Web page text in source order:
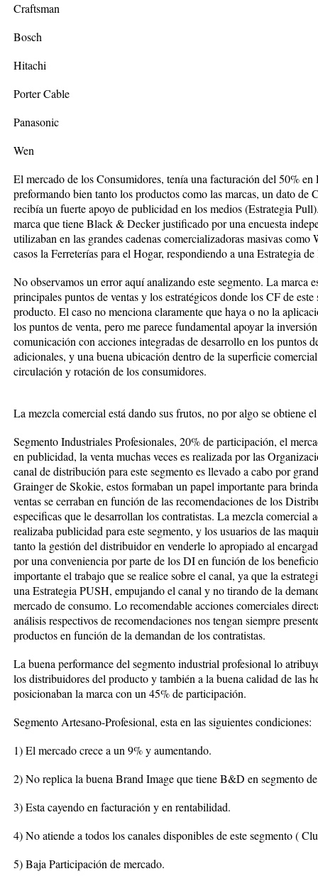
Craftsman
Bosch
Hitachi
Porter Cable
Panasonic
Wen
El mercado de los Consumidores, tenía una facturación del 50%
preformando bien tanto los productos como las marcas, un dato de
recibía un fuerte apoyo de publicidad en los medios (Estrategia
marca que tiene Black & Decker justificado por una encuesta
utilizaban en las grandes cadenas comercializadoras masivas
casos la Ferreterías para el Hogar, respondiendo a una Estrategia
No observamos un error aquí analizando este segmento. La marca
principales puntos de ventas y los estratégicos donde los CF de
producto. El caso no menciona claramente que haya o no la
los puntos de venta, pero me parece fundamental apoyar la
comunicación con acciones integradas de desarrollo en los puntos
adicionales, y una buena ubicación dentro de la superficie
circulación y rotación de los consumidores.
La mezcla comercial está dando sus frutos, no por algo se obtiene
Segmento Industriales Profesionales, 20% de participación, el
en publicidad, la venta muchas veces es realizada por las
canal de distribución para este segmento es llevado a cabo por
Grainger de Skokie, estos formaban un papel importante para
ventas se cerraban en función de las recomendaciones de los
especificas que le desarrollan los contratistas. La mezcla comercial
realizaba publicidad para este segmento, y los usuarios de las
tanto la gestión del distribuidor en venderle lo apropiado al
por una conveniencia por parte de los DI en función de los
importante el trabajo que se realice sobre el canal, ya que la
una Estrategia PUSH, empujando el canal y no tirando de la
mercado de consumo. Lo recomendable acciones comerciales
análisis respectivos de recomendaciones nos tengan siempre
productos en función de la demandan de los contratistas.
La buena performance del segmento industrial profesional lo
los distribuidores del producto y también a la buena calidad de las
posicionaban la marca con un 45% de participación.
Segmento Artesano-Profesional, esta en las siguientes condiciones:
1) El mercado crece a un 9% y aumentando.
2) No replica la buena Brand Image que tiene B&D en segmento
3) Esta cayendo en facturación y en rentabilidad.
4) No atiende a todos los canales disponibles de este segmento (
5) Baja Participación de mercado.